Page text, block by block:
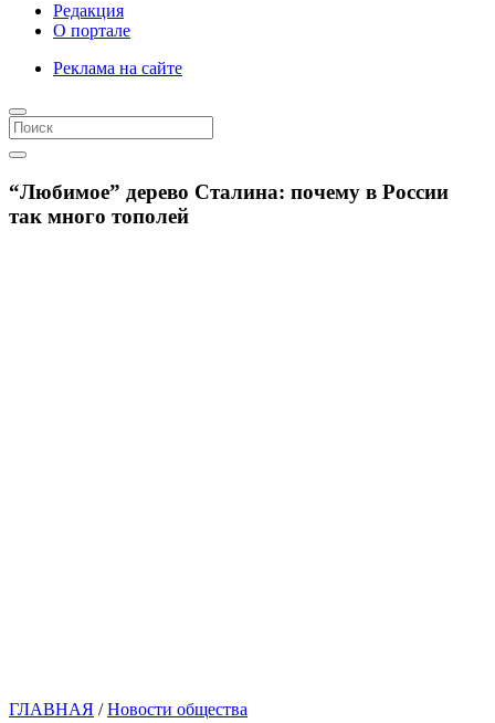
Редакция
О портале
Реклама на сайте
“Любимое” дерево Сталина: почему в России
так много тополей
ГЛАВНАЯ /Новости общества